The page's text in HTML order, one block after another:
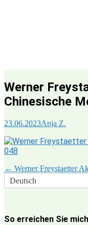
Werner
Chinesische
23.06.2023Anja Z.
← Werner Freystaetter
Deutsch
So erreichen Sie mich